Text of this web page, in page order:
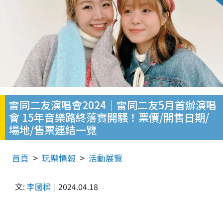
雷同二友演唱會2024｜雷同二友5月首辦演唱
會 15年音樂路終落實開騷！票價/開售日期/
場地/售票連結一覽
首頁 玩樂情報 活動展覽
文: 李國樑 2024.04.18